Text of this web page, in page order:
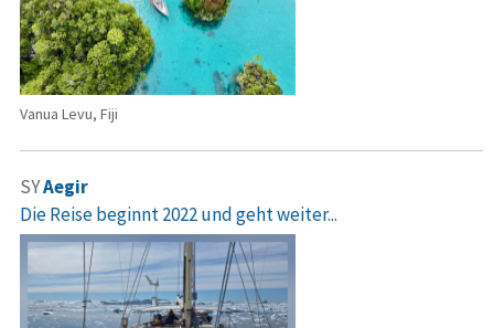
Vanua Levu, Fiji
SYAegir
Die Reise beginnt 2022 und geht weiter...